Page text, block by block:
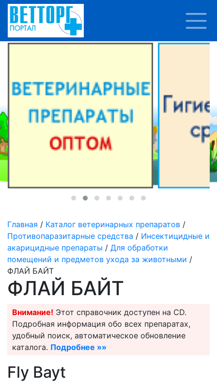
Главная / Каталог ветеринарных препаратов /
Противопаразитарные средства / Инсектицидные и
акарицидные препараты / Для обработки
помещений и предметов ухода за животными /
ФЛАЙ БАЙТ
ФЛАЙ БАЙТ
Внимание! Этот справочник доступен на CD.
Подробная информация обо всех препаратах,
удобный поиск, автоматическое обновление
каталога. Подробнее »»
Fly Bayt